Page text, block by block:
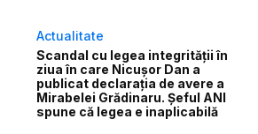
Actualitate
Scandal cu legea integrității în
ziua în care Nicușor Dan a
publicat declarația de avere a
Mirabelei Grădinaru. Șeful ANI
spune că legea e inaplicabilă